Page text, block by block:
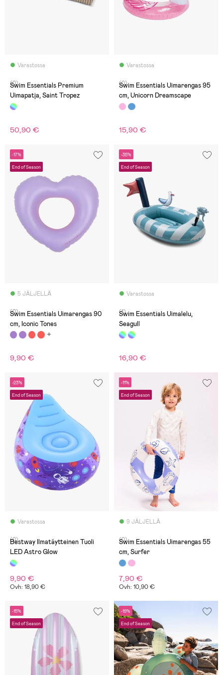
Varastossa
(0)
Swim Essentials Premium
Uimapatja, Saint Tropez
50,90 €
Varastossa
(0)
Swim Essentials Uimarengas 95
cm, Unicorn Dreamscape
15,90 €
-17%
End of Season
5 JÄLJELLÄ
(0)
Swim Essentials Uimarengas 90
cm, Iconic Tones
9,90 €
-35%
End of Season
Varastossa
(1)
Swim Essentials Uimalelu,
Seagull
16,90 €
-23%
End of Season
Varastossa
(0)
Bestway Ilmatäytteinen Tuoli
LED Astro Glow
9,90 €
Ovh: 18,90 €
-11%
End of Season
9 JÄLJELLÄ
(0)
Swim Essentials Uimarengas 55
cm, Surfer
7,90 €
Ovh: 10,90 €
-15%
End of Season
-19%
End of Season